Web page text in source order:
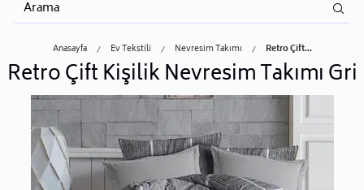
Anasayfa Ev Tekstili Nevresim Takımı Retro Çift...
Retro Çift Kişilik Nevresim Takımı Gri